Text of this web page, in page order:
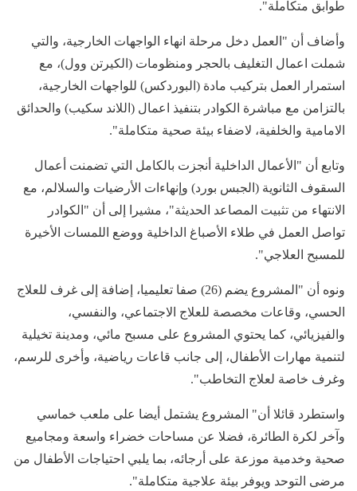
طوابق متكاملة".
وأضاف أن "العمل دخل مرحلة انهاء الواجهات الخارجية، والتي
شملت اعمال التغليف بالحجر ومنظومات (الكيرتن وول)، مع
استمرار العمل بتركيب مادة (البوردكس) للواجهات الخارجية،
بالتزامن مع مباشرة الكوادر بتنفيذ اعمال (اللاند سكيب) والحدائق
الامامية والخلفية، لاضفاء بيئة صحية متكاملة".
وتابع أن "الأعمال الداخلية أنجزت بالكامل التي تضمنت أعمال
السقوف الثانوية (الجبس بورد) وإنهاءات الأرضيات والسلالم، مع
الانتهاء من تثبيت المصاعد الحديثة"، مشيرا إلى أن "الكوادر
تواصل العمل في طلاء الأصباغ الداخلية ووضع اللمسات الأخيرة
للمسبح العلاجي".
ونوه أن "المشروع يضم (26) صفا تعليميا، إضافة إلى غرف للعلاج
الحسي، وقاعات مخصصة للعلاج الاجتماعي، والنفسي،
والفيزيائي، كما يحتوي المشروع على مسبح مائي، ومدينة تخيلية
لتنمية مهارات الأطفال، إلى جانب قاعات رياضية، وأخرى للرسم،
وغرف خاصة لعلاج التخاطب".
واستطرد قائلا أن" المشروع يشتمل أيضا على ملعب خماسي
وآخر لكرة الطائرة، فضلا عن مساحات خضراء واسعة ومجاميع
صحية وخدمية موزعة على أرجائه، بما يلبي احتياجات الأطفال من
مرضى التوحد ويوفر بيئة علاجية متكاملة".